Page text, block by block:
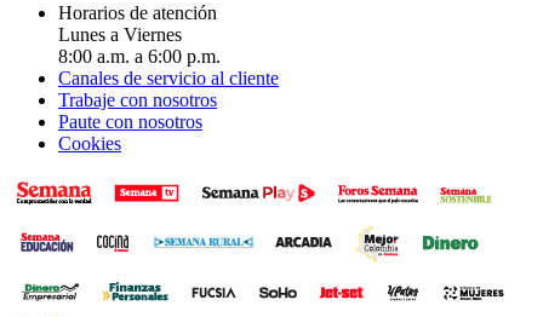
Horarios de atención
Lunes a Viernes
8:00 a.m. a 6:00 p.m.
Canales de servicio al cliente
Trabaje con nosotros
Paute con nosotros
Cookies